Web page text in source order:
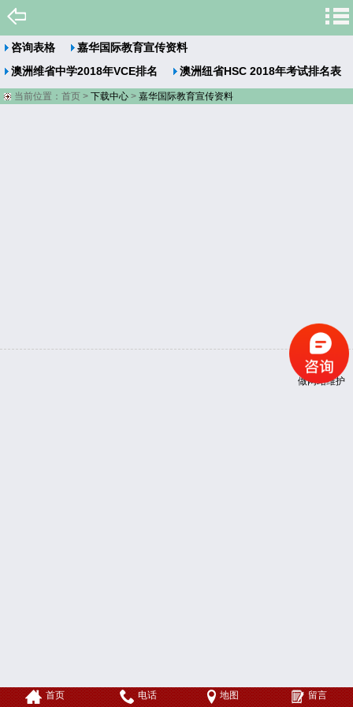
咨询表格
嘉华国际教育宣传资料
澳洲维省中学2018年VCE排名
澳洲纽省HSC 2018年考试排名表
当前位置： 首页 > 下载中心 > 嘉华国际教育宣传资料
首页 电话 地图 留言
做网站维护